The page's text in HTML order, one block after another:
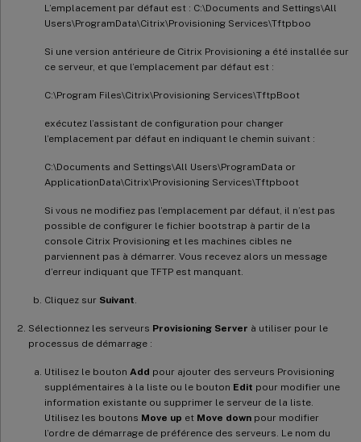
L’emplacement par défaut est : C:\Documents and Settings\All
Users\ProgramData\Citrix\Provisioning Services\Tftpboo
Si une version antérieure de Citrix Provisioning a été installée sur
ce serveur, et que l’emplacement par défaut est :
C:\Program Files\Citrix\Provisioning Services\TftpBoot
exécutez l’assistant de configuration pour changer
l’emplacement par défaut en indiquant le chemin suivant :
C:\Documents and Settings\All Users\ProgramData or
ApplicationData\Citrix\Provisioning Services\Tftpboot
Si vous ne modifiez pas l’emplacement par défaut, il n’est pas
possible de configurer le fichier bootstrap à partir de la
console Citrix Provisioning et les machines cibles ne
parviennent pas à démarrer. Vous recevez alors un message
d’erreur indiquant que TFTP est manquant.
Cliquez sur Suivant.
Sélectionnez les serveurs Provisioning Server à utiliser pour le
processus de démarrage :
Utilisez le bouton Add pour ajouter des serveurs Provisioning
supplémentaires à la liste ou le bouton Edit pour modifier une
information existante ou supprimer le serveur de la liste.
Utilisez les boutons Move up et Move down pour modifier
l’ordre de démarrage de préférence des serveurs. Le nom du